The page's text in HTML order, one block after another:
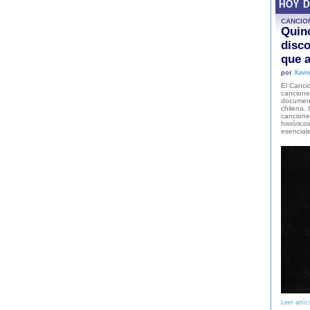
HOY
que
por
El
chilena.
Leer